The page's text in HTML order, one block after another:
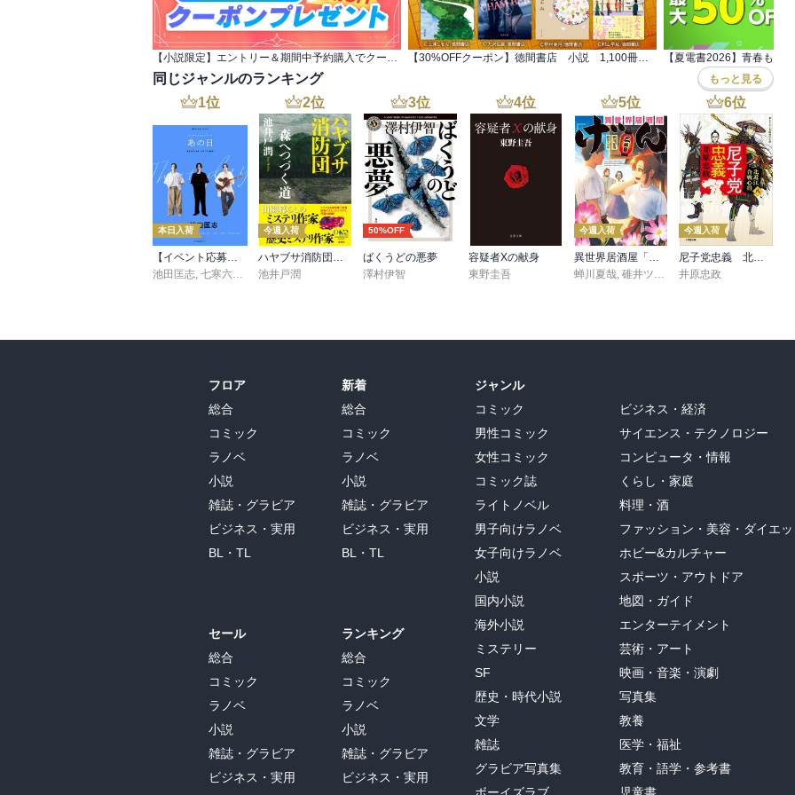
同じジャンルのランキング もっと見る
1位
本日入荷
【イベント応募シリアルコード付】池田匡志出演・オーディオフォトブック「あの日」SPECIAL EDITION（音声／動画付）
池田匡志, 七寒六温 konoko58,
2位
今週入荷
ハヤブサ消防団 森へつづく道
池井戸潤
3位
50%OFF
ばくうどの悪夢
澤村伊智
4位
容疑者Xの献身
東野圭吾
5位
今週入荷
異世界居酒屋「げん」三杯目
蝉川夏哉, 碓井ツカサ
6位
今週入荷
尼子党忠義 北近江合戦心得〈八〉
井原忠政
フロア
総合
コミック
ラノベ
小説
雑誌・グラビア
ビジネス・実用
BL・TL
セール
総合
コミック
ラノベ
小説
雑誌・グラビア
ビジネス・実用
新着
総合
コミック
ラノベ
小説
雑誌・グラビア
ビジネス・実用
BL・TL
ランキング
総合
コミック
ラノベ
小説
雑誌・グラビア
ビジネス・実用
ジャンル
コミック
男性コミック
女性コミック
コミック誌
ライトノベル
男子向けラノベ
女子向けラノベ
小説
国内小説
海外小説
ミステリー
SF
歴史・時代小説
文学
雑誌
グラビア写真集
ビジネス・経済
サイエンス・テクノロジー
コンピュータ・情報
くらし・家庭
料理・酒
ファッション・美容・ダイエッ
ホビー&カルチャー
スポーツ・アウトドア
地図・ガイド
エンターテイメント
芸術・アート
映画・音楽・演劇
写真集
教養
医学・福祉
教育・語学・参考書